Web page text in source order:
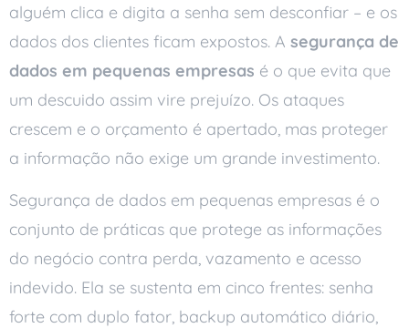
alguém clica e digita a senha sem desconfiar – e os
dados dos clientes ficam expostos. A segurança de
dados em pequenas empresas é o que evita que
um descuido assim vire prejuízo. Os ataques
crescem e o orçamento é apertado, mas proteger
a informação não exige um grande investimento.
Segurança de dados em pequenas empresas é o
conjunto de práticas que protege as informações
do negócio contra perda, vazamento e acesso
indevido. Ela se sustenta em cinco frentes: senha
forte com duplo fator, backup automático diário,